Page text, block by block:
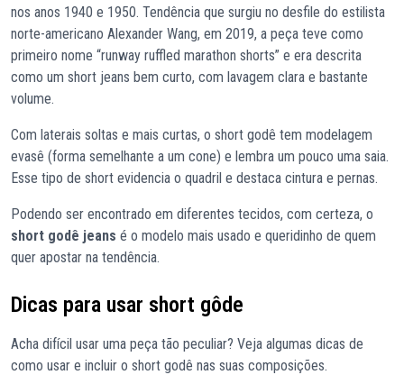
nos anos 1940 e 1950. Tendência que surgiu no desfile do estilista
norte-americano Alexander Wang, em 2019, a peça teve como
primeiro nome “runway ruffled marathon shorts” e era descrita
como um short jeans bem curto, com lavagem clara e bastante
volume.
Com laterais soltas e mais curtas, o short godê tem modelagem
evasê (forma semelhante a um cone) e lembra um pouco uma saia.
Esse tipo de short evidencia o quadril e destaca cintura e pernas.
Podendo ser encontrado em diferentes tecidos, com certeza, o
short godê jeans é o modelo mais usado e queridinho de quem
quer apostar na tendência.
Dicas para usar short gôde
Acha difícil usar uma peça tão peculiar? Veja algumas dicas de
como usar e incluir o short godê nas suas composições.